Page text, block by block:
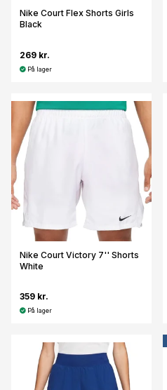
Nike Court Flex Shorts Girls
Black
269 kr.
På lager
Nike Court Victory 7'' Shorts
White
359 kr.
På lager